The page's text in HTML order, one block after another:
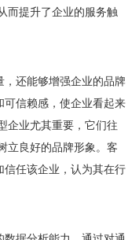
而提升了企业的服务触
还能够增强企业的品牌
信赖感，使企业看起来
企业尤其重要，它们往
立良好的品牌形象。客
信任该企业，认为其在行